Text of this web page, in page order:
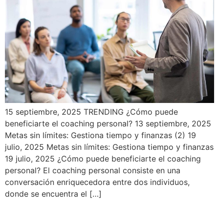
15 septiembre, 2025 TRENDING ¿Cómo puede
beneficiarte el coaching personal? 13 septiembre, 2025
Metas sin límites: Gestiona tiempo y finanzas (2) 19
julio, 2025 Metas sin límites: Gestiona tiempo y finanzas
19 julio, 2025 ¿Cómo puede beneficiarte el coaching
personal? El coaching personal consiste en una
conversación enriquecedora entre dos individuos,
donde se encuentra el […]